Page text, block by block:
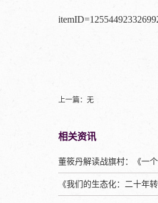
上一篇：无
相关资讯
《我们的生态化：二十年